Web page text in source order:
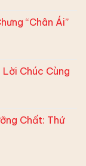
“Chân Ái”
Chúc Cùng
Chất: Thứ